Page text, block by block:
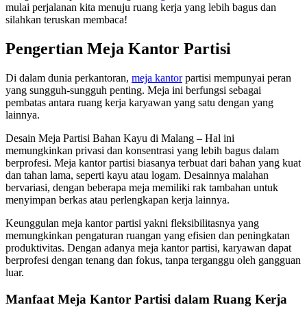
mulai perjalanan kita menuju ruang kerja yang lebih bagus dan
silahkan teruskan membaca!
Pengertian Meja Kantor Partisi
Di dalam dunia perkantoran, meja kantorpartisi mempunyai peran
yang sungguh-sungguh penting. Meja ini berfungsi sebagai
pembatas antara ruang kerja karyawan yang satu dengan yang
lainnya.
Desain Meja Partisi Bahan Kayu di Malang – Hal ini
memungkinkan privasi dan konsentrasi yang lebih bagus dalam
berprofesi. Meja kantor partisi biasanya terbuat dari bahan yang kuat
dan tahan lama, seperti kayu atau logam. Desainnya malahan
bervariasi, dengan beberapa meja memiliki rak tambahan untuk
menyimpan berkas atau perlengkapan kerja lainnya.
Keunggulan meja kantor partisi yakni fleksibilitasnya yang
memungkinkan pengaturan ruangan yang efisien dan peningkatan
produktivitas. Dengan adanya meja kantor partisi, karyawan dapat
berprofesi dengan tenang dan fokus, tanpa terganggu oleh gangguan
luar.
Manfaat Meja Kantor Partisi dalam Ruang Kerja